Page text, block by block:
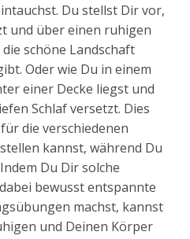
Du stellst Dir vor,
und über einen ruhigen
schöne Landschaft
Oder wie Du in einem
einer Decke liegst und
Schlaf versetzt. Dies
die verschiedenen
kannst, während Du
Du Dir solche
bewusst entspannte
machst, kannst
und Deinen Körper